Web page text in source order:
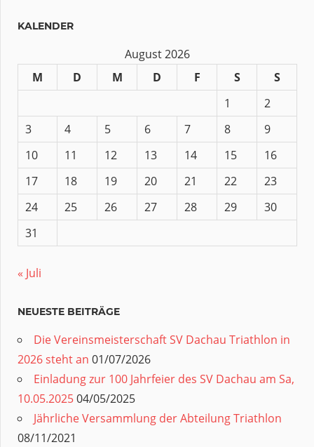
KALENDER
August 2026
M
D M D F S
S
1
2
3
4 5 6 7 8
9
10
11 12 13 14 15
16
17
18 19 20 21 22
23
24
25 26 27 28 29
30
31
« Juli
NEUESTE BEITRÄGE
Die Vereinsmeisterschaft SV Dachau Triathlon in
2026 steht an 01/07/2026
Einladung zur 100 Jahrfeier des SV Dachau am Sa,
10.05.202504/05/2025
Jährliche Versammlung der Abteilung Triathlon
08/11/2021